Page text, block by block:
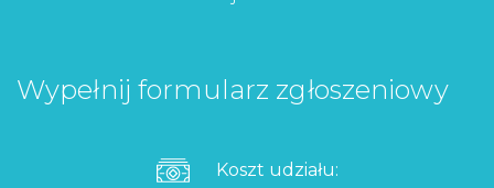
Wypełnij formularz zgłoszeniowy
Koszt udziału: